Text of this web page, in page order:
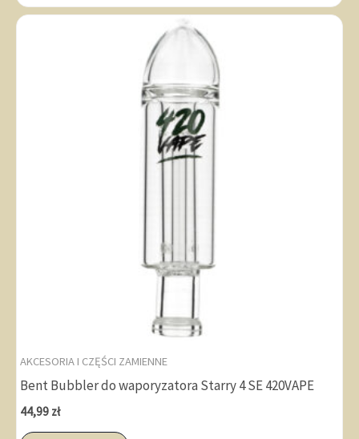
AKCESORIA I CZĘŚCI ZAMIENNE
Bent Bubbler do waporyzatora Starry 4 SE 420VAPE
44,99 zł